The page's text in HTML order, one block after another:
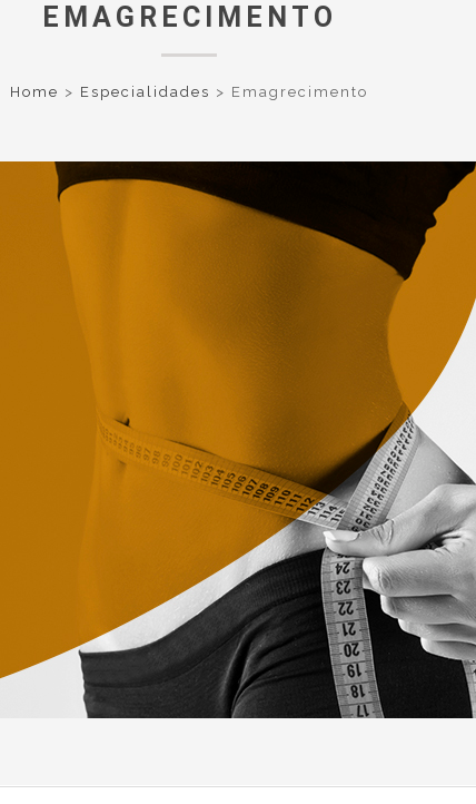
EMAGRECIMENTO
Home > Especialidades > Emagrecimento